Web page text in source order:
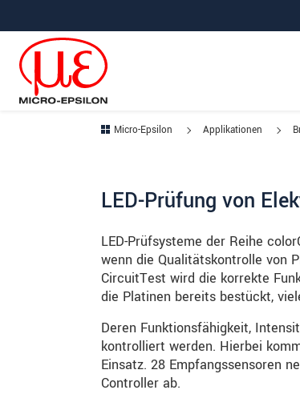
Micro-Epsilon Applikationen
LED-Prüfung von
LED-Prüfsysteme der Reihe
wenn die Qualitätskontrolle von
CircuitTest wird die korrekte
die Platinen bereits bestückt,
Deren Funktionsfähigkeit,
kontrolliert werden. Hierbei
Einsatz. 28 Empfangssensoren
Controller ab.